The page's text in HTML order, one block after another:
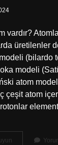
vardır?
üretilenler
(bilardo
modeli
atom
atom